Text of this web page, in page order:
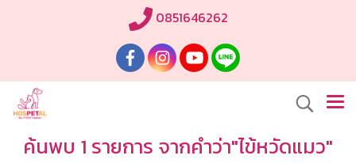
0851646262
ค้นพบ 1 รายการ จากคำว่า"ไข้หวัดแมว"